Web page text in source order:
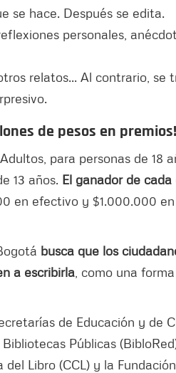
se hace. Después se edita.
personales,
relatos... Al contrario, se
de pesos en premios!
para personas de 18
13 años. El ganador de
en efectivo y $1.000.000
busca que los
a escribirla , como una
de Educación y de
Públicas
Libro (CCL) y la